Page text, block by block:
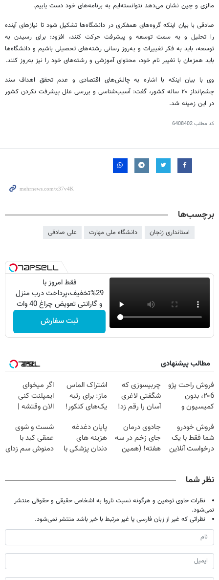
مالزی و چین نشان می‌دهد نتوانسته‌ایم به برنامه‌های خود دست یابیم.
صادقی با بیان اینکه گروه‌های همفکری در دانشگاه‌ها تشکیل شود تا نیازهای آینده
را تحلیل و به سمت توسعه و پیشرفت حرکت کنند، افزود: برای رسیدن به
توسعه، باید به فکر تغییرات و به‌روز رسانی رشته‌های تحصیلی باشیم و دانشگاه‌ها
باید همزمان با تغییر نام خود، محتوای آموزشی و رشته‌های خود را نیز به‌روز کنند.
وی با بیان اینکه با اشاره به چالش‌های اقتصادی و عدم تحقق اهداف سند
چشم‌انداز ۲۰ ساله کشور، گفت: آسیب‌شناسی و بررسی علل پیشرفت نکردن کشور
در این زمینه شد.
کد مطلب6408402
برچسب‌ها
استانداری زنجان دانشگاه ملی مهارت علی صادقی
فقط امروز با
29%تخفیف،پرداخت درب منزل
و گارانتی تعویض چراغ 40 وات
بخر
ثبت سفارش
مطالب پیشنهادی
فروش راحت پژو
۲۰6، بدون
کمیسیون و
چربیسوزی که
شگفتی لاغری
آسان را رقم زد!
اشتراک الماس
ماز: برای رتبه
یک‌های کنکور!
اگر میخوای
ایمپلنت کنی
الان وقتشه |
میلیون تومان!!!
فروش خودرو
شما فقط با یک
درخواست آنلاین
جادوی درمان
جای زخم در سه
هفته! (همین
پایان دغدغه
هزینه های
دندان پزشکی با
شست و شوی
عمقی کبد با
دمنوش سم زدای
نظر شما
نظرات حاوی توهین و هرگونه نسبت ناروا به اشخاص حقیقی و حقوقی منتشر
نمی‌شود.
نظراتی که غیر از زبان فارسی یا غیر مرتبط با خبر باشد منتشر نمی‌شود.